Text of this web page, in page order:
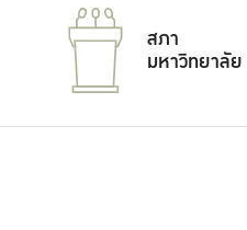
สภา
มหาวิทยาลัย